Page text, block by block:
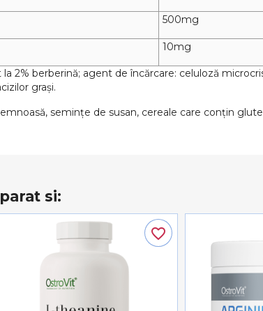
500mg
10mg
2% berberină; agent de încărcare: celuloză
grași.
semințe de susan, cereale care conțin
si:
favorite_border